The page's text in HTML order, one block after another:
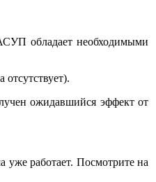
обладает необходимыми
ожидавшийся эффект от
уже работает. Посмотрите на